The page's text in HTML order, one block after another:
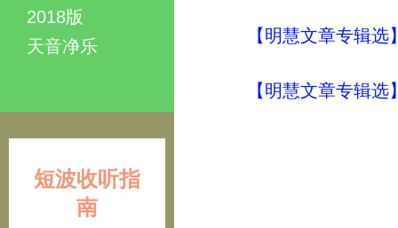
2018版
天音净乐
短波收听指
南
【明慧文章专辑
【明慧文章专辑